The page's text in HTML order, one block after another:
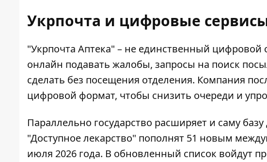
Укрпочта и цифровые
"Укрпочта Аптека" – не единственный цифровой
онлайн подавать жалобы, запросы на поиск
сделать без посещения отделения. Компания
цифровой формат, чтобы снизить очереди и
Параллельно государство расширяет и саму
"Доступное лекарство" пополнят 51 новым
июля 2026 года. В обновленный список войдут